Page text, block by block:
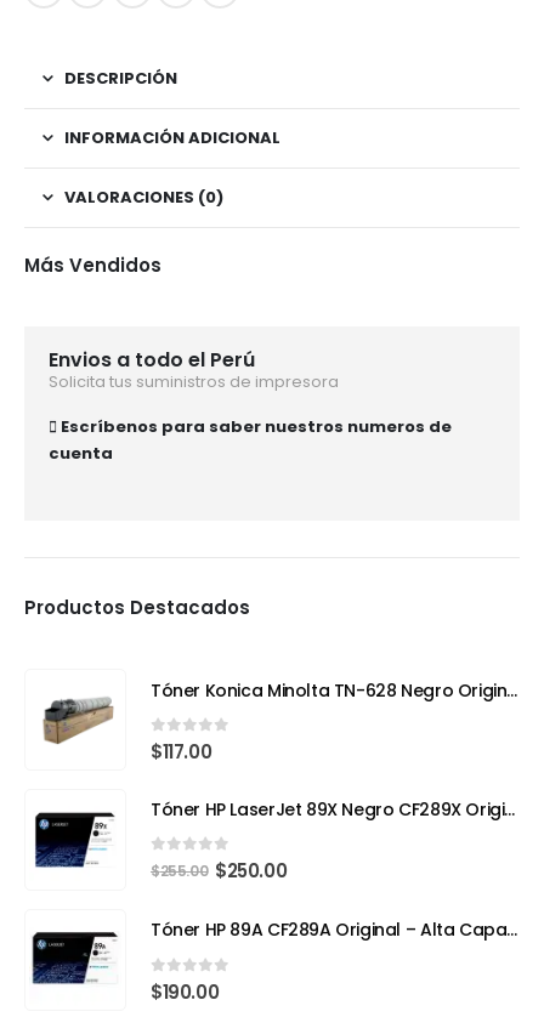
DESCRIPCIÓN
INFORMACIÓN ADICIONAL
VALORACIONES (0)
Más Vendidos
Envios a todo el Perú
Solicita tus suministros de impresora
Escríbenos para saber nuestros numeros de
cuenta
Productos Destacados
Tóner Konica Minolta TN-628 Negro Original – Compatible con Bizhub 650i (Rendimiento 24,000 páginas)
0out of 5
$117.00
Tóner HP LaserJet 89X Negro CF289X Original | Alto Rendimiento para Impresiones Profesionales
0 out of 5
$255.00 $250.00
Tóner HP 89A CF289A Original – Alta Capacidad para Impresoras Empresariales
0out of 5
$190.00